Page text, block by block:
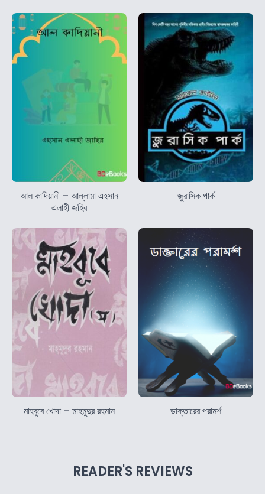
আল কাদিয়ানী – আল্লামা এহসান
এলাহী জহির
জুরাসিক পার্ক
মাহবুবে খোদা – মাহমুদুর রহমান ডাক্তারের পরামর্শ
READER'S REVIEWS